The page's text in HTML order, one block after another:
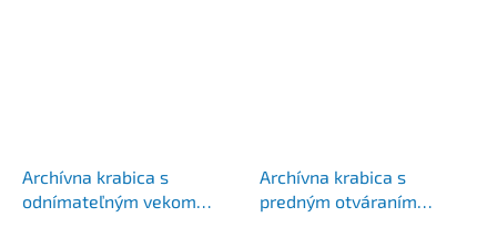
Archívna krabica s
odnímateľným vekom
Archívna krabica s
predným otváraním